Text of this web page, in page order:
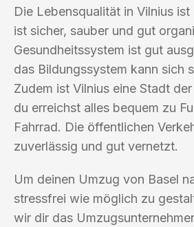
Die Lebensqualität in Vilnius
ist sicher, sauber und gut
Gesundheitssystem ist gut
das Bildungssystem kann sich
Zudem ist Vilnius eine Stadt
du erreichst alles bequem zu
Fahrrad. Die öffentlichen
zuverlässig und gut vernetzt.
Um deinen Umzug von Basel
stressfrei wie möglich zu
wir dir das